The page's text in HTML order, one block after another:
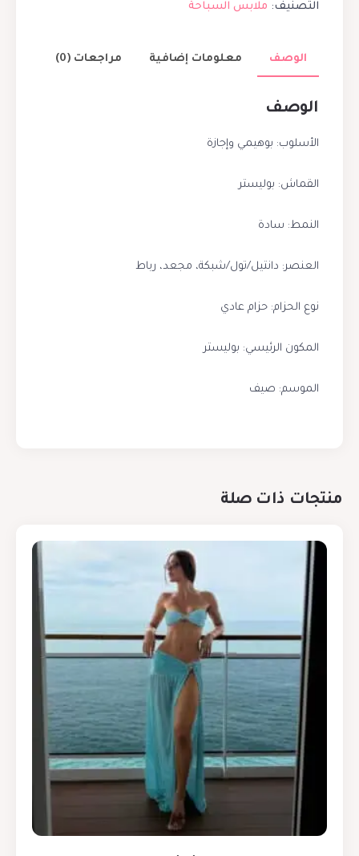
التصنيف: ملابس السباحة
الوصف معلومات إضافية مراجعات (0)
الوصف
الأسلوب: بوهيمي وإجازة
القماش: بوليستر
النمط: سادة
العنصر: دانتيل/تول/شبكة، مجعد، رباط
نوع الحزام: حزام عادي
المكون الرئيسي: بوليستر
الموسم: صيف
منتجات ذات صلة